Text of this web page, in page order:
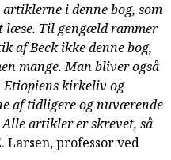
i denne bog, som
læse. Til gengæld rammer
af Beck ikke denne bog,
mange. Man bliver også
Etiopiens kirkeliv og
af tidligere og nuværende
artikler er skrevet, så
Larsen, professor ved